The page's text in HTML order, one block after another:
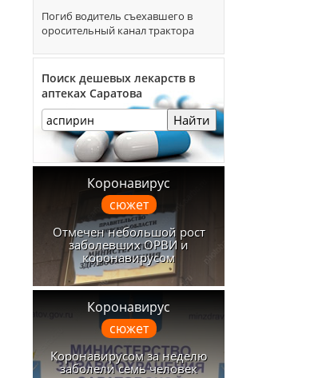
Погиб водитель съехавшего в
оросительный канал трактора
Поиск дешевых лекарств в
аптеках Саратова
Найти
Коронавирус
сюжет
Отмечен небольшой рост
заболевших ОРВИ и
коронавирусом
Коронавирус
сюжет
Коронавирусом за неделю
заболели семь человек